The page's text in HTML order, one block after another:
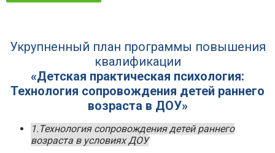
Укрупненный план программы повышения
квалификации
«Детская практическая психология:
Технология сопровождения детей раннего
возраста в ДОУ»
1.Технология сопровождения детей раннего
возраста в условиях ДОУ